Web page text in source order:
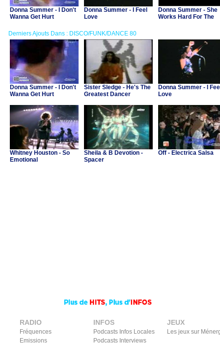
Donna Summer - I Don't
Wanna Get Hurt
Donna Summer - I Feel
Love
Donna Summer - She
Works Hard For The
Derniers Ajouts Dans : DISCO/FUNK/DANCE 80
Donna Summer - I Don't
Wanna Get Hurt
Sister Sledge - He's The
Greatest Dancer
Donna Summer - I
Love
Whitney Houston - So
Emotional
Sheila & B Devotion -
Spacer
Off - Electrica Salsa
RADIO
Fréquences
Emissions
INFOS
Podcasts Infos Locales
Podcasts Interviews
JEUX
Les jeux sur